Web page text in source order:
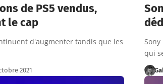
de PS5 vendus,
le cap
d'augmenter tandis que les
2021
qui